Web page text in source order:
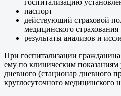
госпитализацию
паспорт
действующий страховой
медицинского страхования
результаты анализов и
При госпитализации
ему по клиническим
дневного (стационар дневного
круглосуточного медицинского